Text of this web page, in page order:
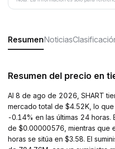
ResumenNoticias
Resumen del precio en
Al 8 de ago de 2026, SHART
mercado total de $4.52K, lo
-0.14% en las últimas 24 horas.
de $0.00000576, mientras que
horas se sitúa en $3.58. El